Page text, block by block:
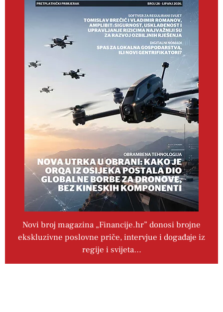
Novi broj magazina „Financije.hr” donosi brojne
ekskluzivne poslovne priče, intervjue i događaje iz
regije i svijeta…